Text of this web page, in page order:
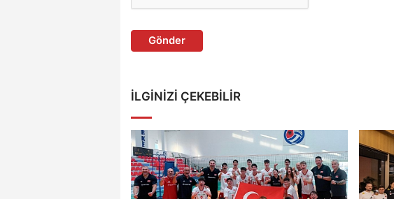
Gönder
İLGINIZI ÇEKEBILIR